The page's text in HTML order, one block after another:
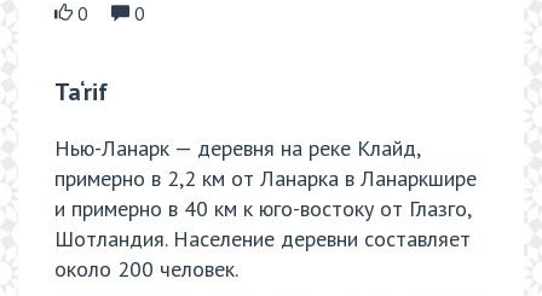
0
0
Ta‘rif
Нью-Ланарк — деревня на реке Клайд,
примерно в 2,2 км от Ланарка в Ланаркшире
и примерно в 40 км к юго-востоку от Глазго,
Шотландия. Население деревни составляет
около 200 человек.